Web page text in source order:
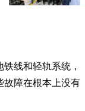
线和轻轨系统，
故障在根本上没有